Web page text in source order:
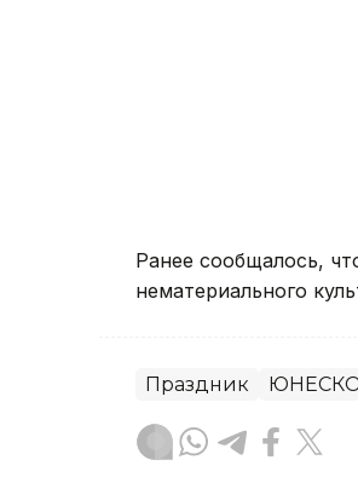
Ранее сообщалось,
нематериального
Праздник